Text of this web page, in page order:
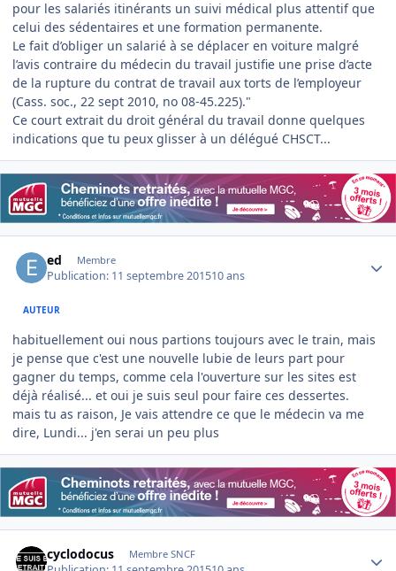
pour les salariés itinérants un suivi médical plus attentif que
celui des sédentaires et une formation permanente.
Le fait d’obliger un salarié à se déplacer en voiture malgré
l’avis contraire du médecin du travail justifie une prise d’acte
de la rupture du contrat de travail aux torts de l’employeur
(Cass. soc., 22 sept 2010, no 08-45.225)."
Ce court extrait du droit général du travail donne quelques
indications que tu peux glisser à un délégué CHSCT...
ed Membre
Publication: 11 septembre 201510 ans
AUTEUR
habituellement oui nous partions toujours avec le train, mais
je pense que c'est une nouvelle lubie de leurs part pour
gagner du temps, comme cela l'ouverture sur les sites est
déjà réalisé... et oui je suis seul pour faire ces dessertes.
mais tu as raison, Je vais attendre ce que le médecin va me
dire, Lundi... j'en serai un peu plus
cyclodocus Membre SNCF